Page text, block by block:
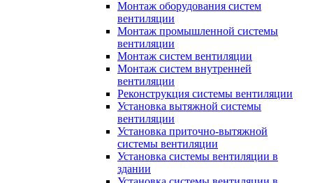
Монтаж оборудования систем
вентиляции
Монтаж промышленной системы
вентиляции
Монтаж систем вентиляции
Монтаж систем внутренней
вентиляции
Реконструкция системы вентиляции
Установка вытяжной системы
вентиляции
Установка приточно-вытяжной
системы вентиляции
Установка системы вентиляции в
здании